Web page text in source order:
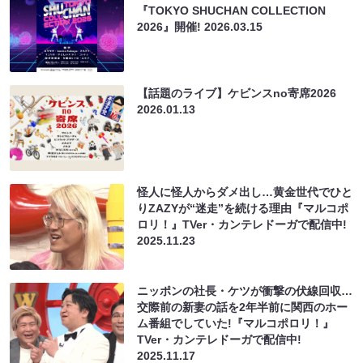
『TOKYO SHUCHAN COLLECTION
2026』開催!2026.03.15
【話題のライブ】ケビンスno寄席2026
2026.01.13
怪人に怪人からダメ出し…黄金世代でひと
りZAZYが“迷走”を続ける理由『マルコポ
ロリ！』TVer・カンテレドーガで配信中!
2025.11.23
ニッポンの社長・ケツが衝撃の伏線回収…
交際前の新妻の話を2年半前に関西のホー
ム番組でしていた!『マルコポロリ！』
TVer・カンテレドーガで配信中!
2025.11.17